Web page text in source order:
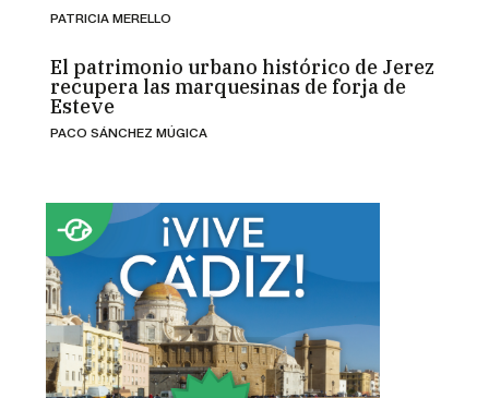
El patrimonio urbano histórico de Jerez
recupera las marquesinas de forja de
Esteve